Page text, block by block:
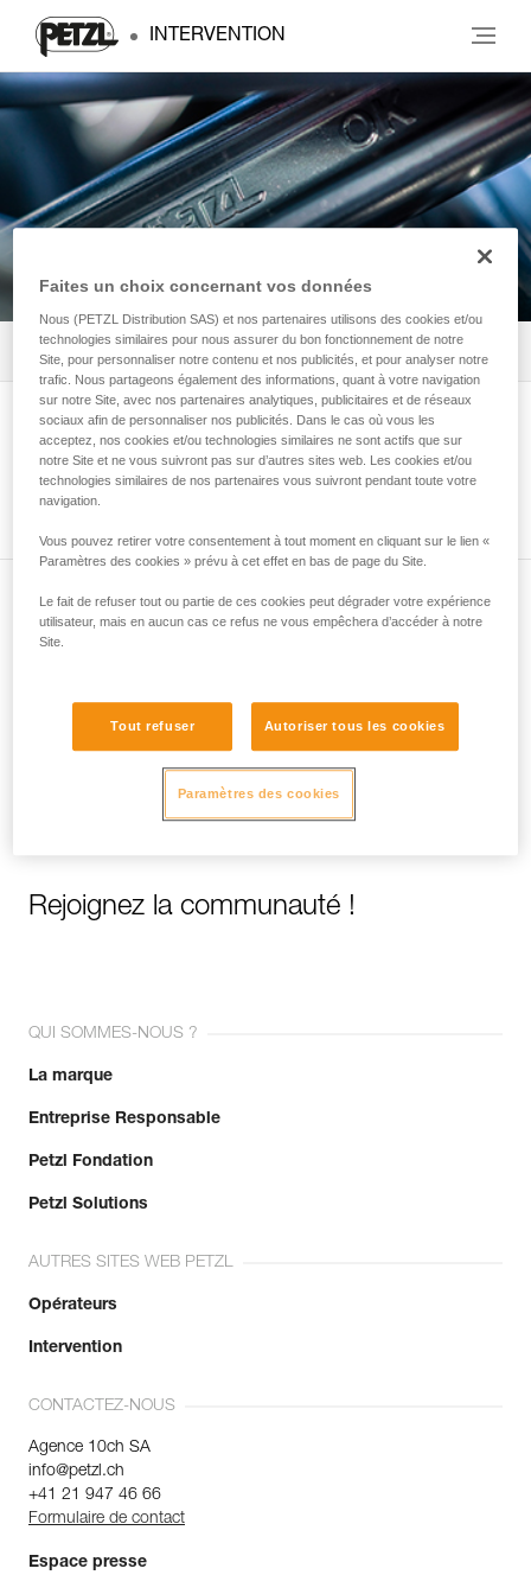
INTERVENTION
En cours
Il n'y a pas d'alerte sécurité en cours.
Pensez à regarder les archives si vous avez
le moindre doute.
Abonnez-vous à la newsletter
Rejoignez la communauté !
QUI SOMMES-NOUS ?
La marque
Entreprise Responsable
Petzl Fondation
Petzl Solutions
AUTRES SITES WEB PETZL
Opérateurs
Intervention
CONTACTEZ-NOUS
Agence 10ch SA
info@petzl.ch
+41 21 947 46 66
Formulaire de contact
Espace presse
Faites un choix concernant vos données
Nous (PETZL Distribution SAS) et nos partenaires utilisons des cookies et/ou
technologies similaires pour nous assurer du bon fonctionnement de notre
Site, pour personnaliser notre contenu et nos publicités, et pour analyser notre
trafic. Nous partageons également des informations, quant à votre navigation
sur notre Site, avec nos partenaires analytiques, publicitaires et de réseaux
sociaux afin de personnaliser nos publicités. Dans le cas où vous les
acceptez, nos cookies et/ou technologies similaires ne sont actifs que sur
notre Site et ne vous suivront pas sur d’autres sites web. Les cookies et/ou
technologies similaires de nos partenaires vous suivront pendant toute votre
navigation.
Vous pouvez retirer votre consentement à tout moment en cliquant sur le lien «
Paramètres des cookies » prévu à cet effet en bas de page du Site.
Le fait de refuser tout ou partie de ces cookies peut dégrader votre expérience
utilisateur, mais en aucun cas ce refus ne vous empêchera d’accéder à notre
Site.
Tout refuser Autoriser tous les cookies
Paramètres des cookies